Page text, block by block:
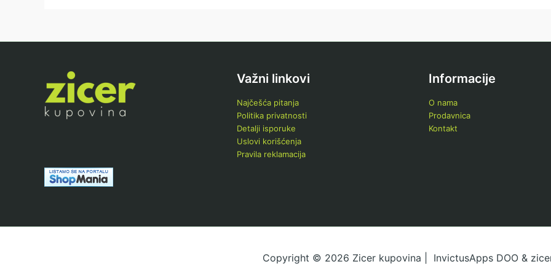
Važni linkovi
Najčešća pitanja
Politika privatnosti
Detalji isporuke
Uslovi korišćenja
Pravila reklamacija
Informacije
O nama
Prodavnica
Kontakt
Copyright © 2026 Zicer kupovina | InvictusApps DOO &